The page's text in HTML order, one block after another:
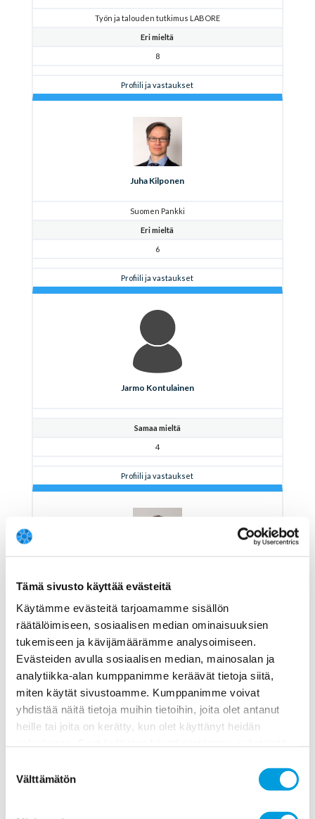
Tämä sivusto käyttää evästeitä
Käytämme evästeitä tarjoamamme sisällön
räätälöimiseen, sosiaalisen median ominaisuuksien
tukemiseen ja kävijämäärämme analysoimiseen.
Evästeiden avulla sosiaalisen median, mainosalan ja
analytiikka-alan kumppanimme keräävät tietoja siitä,
miten käytät sivustoamme. Kumppanimme voivat
yhdistää näitä tietoja muihin tietoihin, joita olet antanut
heille tai joita on kerätty, kun olet käyttänyt heidän
valinta
Välttämätön
Työn ja talouden tutkimus LABORE
Eri mieltä
8
Profiili ja vastaukset
Juha Kilponen
Suomen Pankki
Eri mieltä
6
Profiili ja vastaukset
Jarmo Kontulainen
Samaa mieltä
4
Profiili ja vastaukset
Eri mieltä
7
Tuotantokuilu on umpeutunut/aivan juuri umpeutumassa.
Profiili ja vastaukset